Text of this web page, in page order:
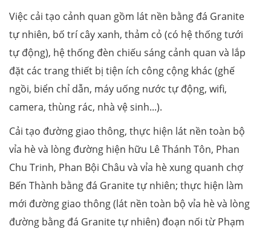
Việc cải tạo cảnh quan gồm lát nền bằng đá Granite
tự nhiên, bố trí cây xanh, thảm cỏ (có hệ thống tưới
tự động), hệ thống đèn chiếu sáng cảnh quan và lắp
đặt các trang thiết bị tiện ích công cộng khác (ghế
ngồi, biển chỉ dẫn, máy uống nước tự động, wifi,
camera, thùng rác, nhà vệ sinh...).
Cải tạo đường giao thông, thực hiện lát nền toàn bộ
vỉa hè và lòng đường hiện hữu Lê Thánh Tôn, Phan
Chu Trinh, Phan Bội Châu và vỉa hè xung quanh chợ
Bến Thành bằng đá Granite tự nhiên; thực hiện làm
mới đường giao thông (lát nền toàn bộ vỉa hè và lòng
đường bằng đá Granite tự nhiên) đoạn nối từ Phạm